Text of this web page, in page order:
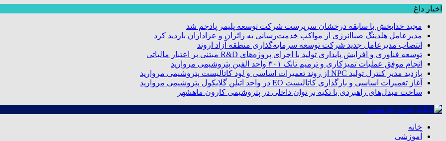
اخبار داغ
مجید خدابخش با سابقه درخشان سرپرست شرکت توسعه پلیمر پادجم شد
مدیرعامل هلدینگ صباانرژی از مواکب خدمت‌رسانی به زائران و عزاداران بازدید کرد
انتصاب مدیرعامل جدید شرکت توسعه سرمایه‌گذاری منطقه آزاد اروند
توسعه فناوری و افزایش پایداری تولید با اجرای پروژه‌های R&D مبتنی بر اعتبار مالیاتی
انجام موفق عملیات تمیزکاری و ترمیم تانک ۳۰۱ واحد الفین پتروشیمی مروارید
بازدید مدیر کنترل تولید NPC از روند تعمیرات اساسی و لود کاتالیست پتروشیمی مروارید
آغاز تعمیرات اساسی و بارگذاری کاتالیست EO در واحد اتیلن گلایکول پتروشیمی مروارید
ساخت مبدل‌های راهبردی با تکیه بر توان داخلی در پتروشیمی کارون ماهشهر
خانه
آموزشی